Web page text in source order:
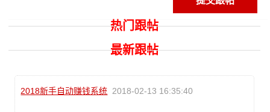
热门跟帖
最新跟帖
2018新手自动赚钱系统 2018-02-13 16:35:40